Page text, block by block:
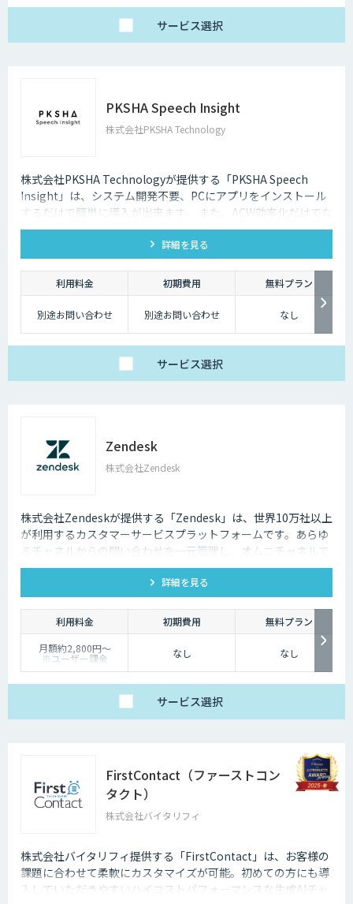
サービス選択
PKSHA Speech Insight
株式会社PKSHA Technology
株式会社PKSHA Technologyが提供する「PKSHA Speech
Insight」は、システム開発不要、PCにアプリをインストール
するだけで簡単に導入が出来ます。 また、ACW効率化だけでな
く、オペレーターのモニタリングサポート・応答品質向上にも
詳細を見る
利用料金 初期費用 無料プラン
別途お問い合わせ 別途お問い合わせ なし
サービス選択
Zendesk
株式会社Zendesk
株式会社Zendeskが提供する「Zendesk」は、世界10万社以上
が利用するカスタマーサービスプラットフォームです。あらゆ
るチャネルからの問い合わせを一元管理し、オムニチャネルで
一貫性のある優れた顧客体験を実現できます。
詳細を見る
利用料金 初期費用
無料プラン
月額約2,800円〜
※ユーザー課金 なし なし
サービス選択
FirstContact（ファーストコン
タクト）
株式会社バイタリフィ
株式会社バイタリフィ提供する「FirstContact」は、お客様の
課題に合わせて柔軟にカスタマイズが可能。初めての方にも導
入していただきやすいハイコストパフォーマンスな生成AIチャ